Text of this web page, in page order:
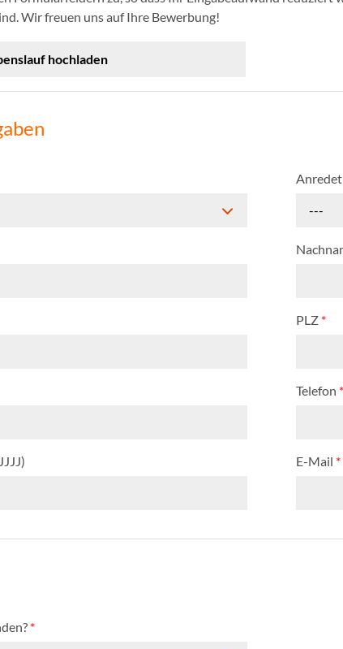
Wir freuen uns auf Ihre Bewerbung!
hochladen
---
PLZ *
Telefon *
E-Mail *
*